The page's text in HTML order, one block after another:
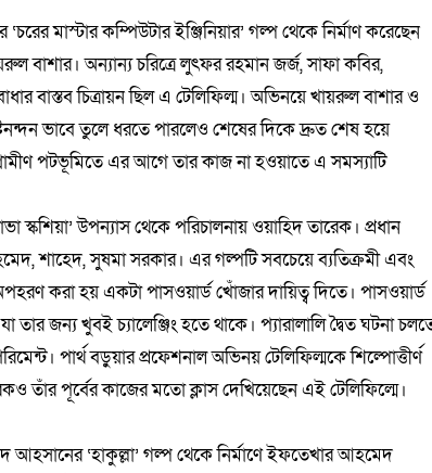
মাস্টার কম্পিউটার ইঞ্জিনিয়ার’ গল্প থেকে নির্মাণ করেছেন
বাশার। অন্যান্য চরিত্রে লুৎফর রহমান জর্জ, সাফা কবির,
বাস্তব চিত্রায়ন ছিল এ টেলিফিল্ম। অভিনয়ে খায়রুল বাশার ও
ভাবে তুলে ধরতে পারলেও শেষের দিকে দ্রুত শেষ হয়ে
পটভূমিতে এর আগে তার কাজ না হওয়াতে এ সমস্যাটি
স্কশিয়া’ উপন্যাস থেকে পরিচালনায় ওয়াহিদ তারেক। প্রধান
শাহেদ, সুষমা সরকার। এর গল্পটি সবচেয়ে ব্যতিক্রমী এবং
করা হয় একটা পাসওয়ার্ড খোঁজার দায়িত্ব দিতে। পাসওয়ার্ড
জন্য খুবই চ্যালেঞ্জিং হতে থাকে। প্যারালালি দ্বৈত ঘটনা
পার্থ বড়ুয়ার প্রফেশনাল অভিনয় টেলিফিল্মকে শিল্পোত্তীর্ণ
তাঁর পূর্বের কাজের মতো ক্লাস দেখিয়েছেন এই টেলিফিল্মে।
‘হাকুল্লা’ গল্প থেকে নির্মাণে ইফতেখার আহমেদ